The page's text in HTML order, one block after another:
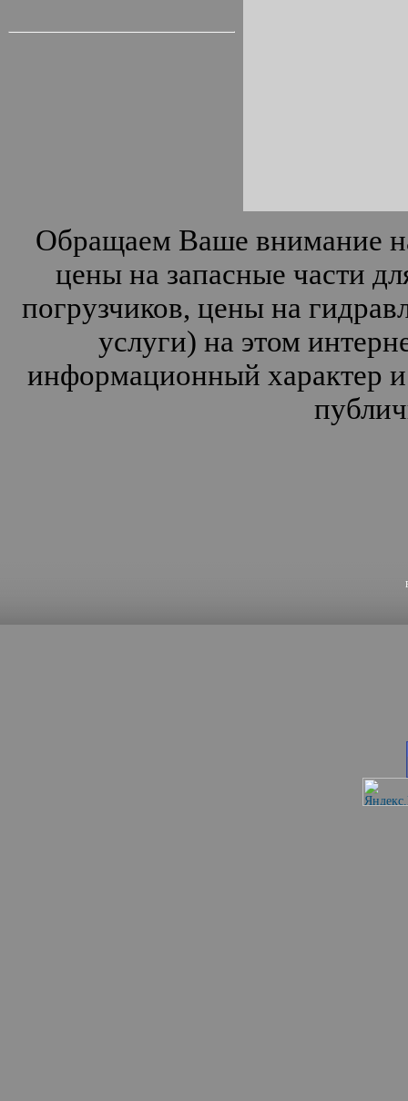
Обращаем Ваше внимание
цены на запасные части
погрузчиков, цены на
услуги) на этом
информационный характер и